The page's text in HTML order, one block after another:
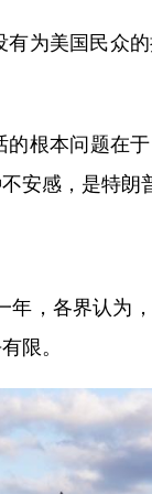
美国民众的
根本问题在
安感，是特朗
各界认为，
限。